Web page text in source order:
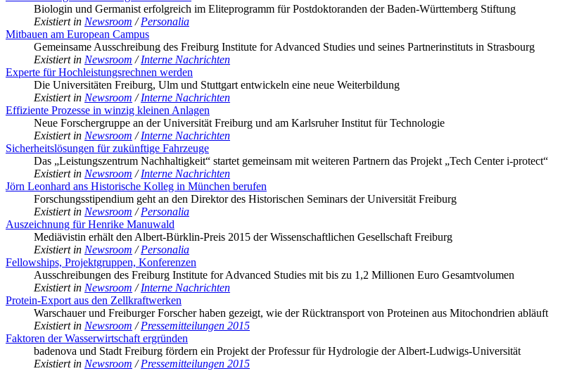
Biologin und Germanist erfolgreich im Eliteprogramm für Postdoktoranden der Baden-Württemberg Stiftung
Existiert in Newsroom /Personalia
Mitbauen am European Campus
Gemeinsame Ausschreibung des Freiburg Institute for Advanced Studies und seines Partnerinstituts in Strasbourg
Existiert in Newsroom /Interne Nachrichten
Experte für Hochleistungsrechnen werden
Die Universitäten Freiburg, Ulm und Stuttgart entwickeln eine neue Weiterbildung
Existiert in Newsroom /Interne Nachrichten
Effiziente Prozesse in winzig kleinen Anlagen
Neue Forschergruppe an der Universität Freiburg und am Karlsruher Institut für Technologie
Existiert in Newsroom /Interne Nachrichten
Sicherheitslösungen für zukünftige Fahrzeuge
Das „Leistungszentrum Nachhaltigkeit“ startet gemeinsam mit weiteren Partnern das Projekt „Tech Center i-protect“
Existiert in Newsroom /Interne Nachrichten
Jörn Leonhard ans Historische Kolleg in München berufen
Forschungsstipendium geht an den Direktor des Historischen Seminars der Universität Freiburg
Existiert in Newsroom /Personalia
Auszeichnung für Henrike Manuwald
Mediävistin erhält den Albert-Bürklin-Preis 2015 der Wissenschaftlichen Gesellschaft Freiburg
Existiert in Newsroom /Personalia
Fellowships, Projektgruppen, Konferenzen
Ausschreibungen des Freiburg Institute for Advanced Studies mit bis zu 1,2 Millionen Euro Gesamtvolumen
Existiert in Newsroom /Interne Nachrichten
Protein-Export aus den Zellkraftwerken
Warschauer und Freiburger Forscher haben gezeigt, wie der Rücktransport von Proteinen aus Mitochondrien abläuft
Existiert in Newsroom /Pressemitteilungen 2015
Faktoren der Wasserwirtschaft ergründen
badenova und Stadt Freiburg fördern ein Projekt der Professur für Hydrologie der Albert-Ludwigs-Universität
Existiert in Newsroom /Pressemitteilungen 2015